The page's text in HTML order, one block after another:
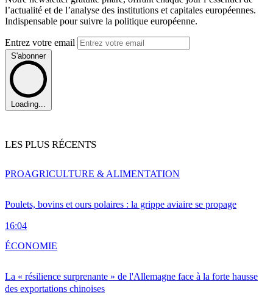
l’actualité et de l’analyse des institutions et capitales européennes.
Indispensable pour suivre la politique européenne.
Entrez votre email
S'abonner
Loading...
LES PLUS RÉCENTS
Poulets, bovins et ours polaires : la grippe aviaire se propage
16:04
PROAGRICULTURE & ALIMENTATION
La « résilience surprenante » de l'Allemagne face à la forte hausse
des exportations chinoises
ÉCONOMIE